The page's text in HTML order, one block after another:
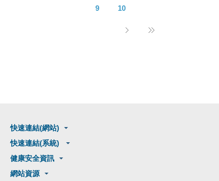
9 10
快速連結(網站)
快速連結(系統)
健康安全資訊
網站資源